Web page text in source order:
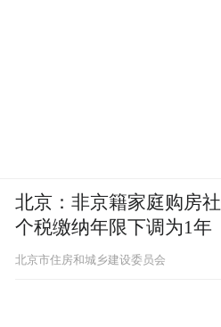
北京：非京籍家庭购房
个税缴纳年限下调为1年
北京市住房和城乡建设委员会